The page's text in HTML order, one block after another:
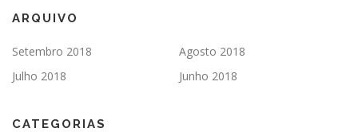
ARQUIVO
Setembro 2018
Agosto 2018
Julho 2018
Junho 2018
CATEGORIAS